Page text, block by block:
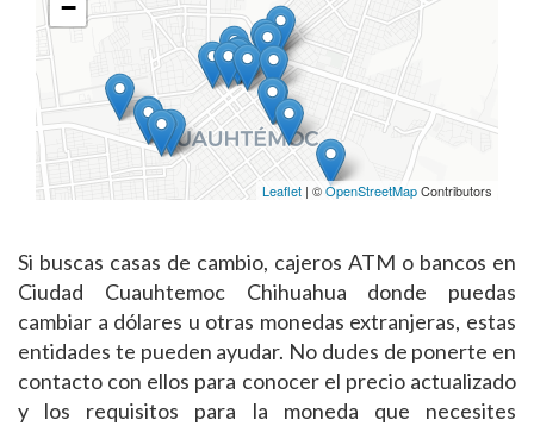
−
Leaflet | ©OpenStreetMapContributors
Si buscas casas de cambio, cajeros ATM o bancos en
Ciudad Cuauhtemoc Chihuahua donde puedas
cambiar a dólares u otras monedas extranjeras, estas
entidades te pueden ayudar. No dudes de ponerte en
contacto con ellos para conocer el precio actualizado
y los requisitos para la moneda que necesites